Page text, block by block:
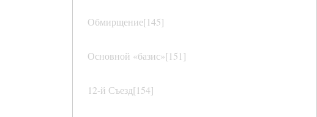
Обмирщение[145]
Основной «базис»[151]
12-й Съезд[154]